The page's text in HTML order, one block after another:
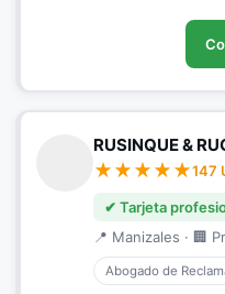
RUSINQUE &
147
✔ Tarjeta
📍 Manizales · 🏢
Abogado de